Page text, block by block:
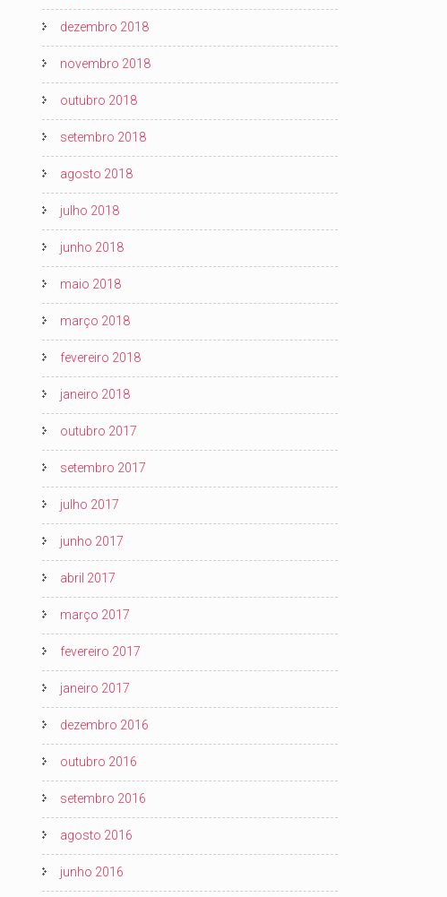
dezembro 2018
novembro 2018
outubro 2018
setembro 2018
agosto 2018
julho 2018
junho 2018
maio 2018
março 2018
fevereiro 2018
janeiro 2018
outubro 2017
setembro 2017
julho 2017
junho 2017
abril 2017
março 2017
fevereiro 2017
janeiro 2017
dezembro 2016
outubro 2016
setembro 2016
agosto 2016
junho 2016